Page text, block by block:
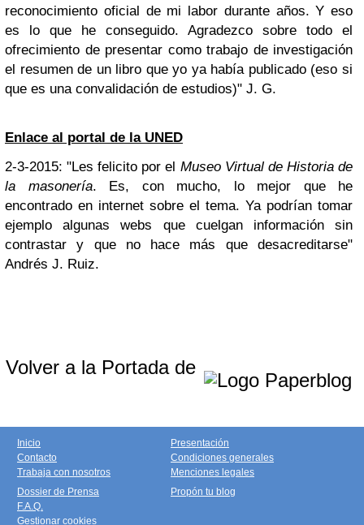
reconocimiento oficial de mi labor durante años. Y eso
es lo que he conseguido. Agradezco sobre todo el
ofrecimiento de presentar como trabajo de investigación
el resumen de un libro que yo ya había publicado (eso si
que es una convalidación de estudios)" J. G.
Enlace al portal de la UNED
2-3-2015: "Les felicito por el Museo Virtual de Historia de
la masonería. Es, con mucho, lo mejor que he
encontrado en internet sobre el tema. Ya podrían tomar
ejemplo algunas webs que cuelgan información sin
contrastar y que no hace más que desacreditarse"
Andrés J. Ruiz.
Volver a la Portada de
Inicio
Contacto
Trabaja con nosotros
Presentación
Condiciones generales
Menciones legales
Dossier de Prensa
F.A.Q.
Gestionar cookies
Propón tu blog